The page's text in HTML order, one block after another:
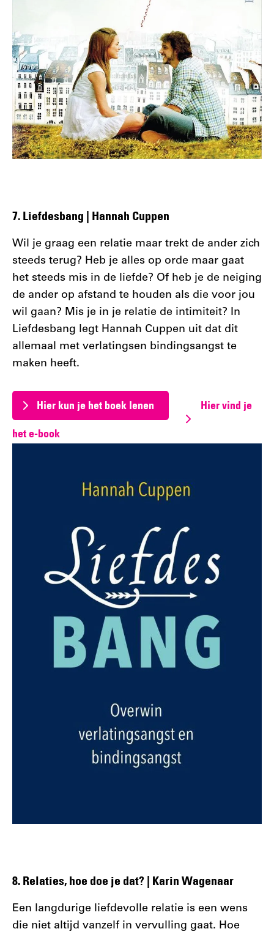
7. Liefdesbang | Hannah Cuppen
Wil je graag een relatie maar trekt de ander zich
steeds terug? Heb je alles op orde maar gaat
het steeds mis in de liefde? Of heb je de neiging
de ander op afstand te houden als die voor jou
wil gaan? Mis je in je relatie de intimiteit? In
Liefdesbang legt Hannah Cuppen uit dat dit
allemaal met verlatingsen bindingsangst te
maken heeft.
Hier kun je het boek lenen
Hier vind je
het e-book
8. Relaties, hoe doe je dat? | Karin Wagenaar
Een langdurige liefdevolle relatie is een wens
die niet altijd vanzelf in vervulling gaat. Hoe